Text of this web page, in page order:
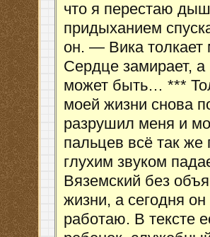
что я перестаю
придыханием
он. — Вика толкает
Сердце замирает,
может быть… ***
моей жизни снова
разрушил меня и
пальцев всё так
глухим звуком
Вяземский без
жизни, а сегодня
работаю. В тексте